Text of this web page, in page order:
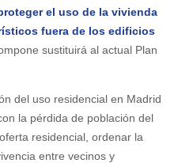
el uso de la vivienda
fuera de los edificios
sustituirá al actual Plan
del uso residencial en Madrid
la pérdida de población del
residencial, ordenar la
entre vecinos y